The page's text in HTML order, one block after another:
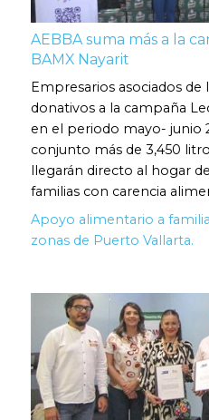
AEBBA suma más a la
BAMX Nayarit
Empresarios asociados de
donativos a la campaña
en el periodo mayo- junio
conjunto más de 3,450
llegarán directo al hogar
familias con carencia
Apoyo alimentario a
zonas de Puerto Vallarta.